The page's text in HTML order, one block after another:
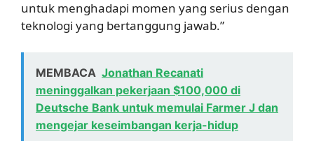
untuk menghadapi momen yang serius dengan
teknologi yang bertanggung jawab.”
MEMBACA Jonathan Recanati
meninggalkan pekerjaan $100,000 di
Deutsche Bank untuk memulai Farmer J dan
mengejar keseimbangan kerja-hidup